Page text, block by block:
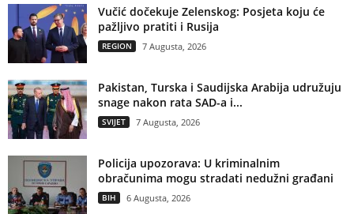
Vučić dočekuje Zelenskog: Posjeta koju će
pažljivo pratiti i Rusija
REGION 7 Augusta, 2026
Pakistan, Turska i Saudijska Arabija udružuju
snage nakon rata SAD-a i...
SVIJET 7 Augusta, 2026
Policija upozorava: U kriminalnim
obračunima mogu stradati nedužni građani
BIH 6 Augusta, 2026